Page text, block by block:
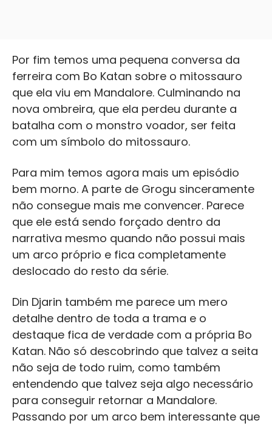
Por fim temos uma pequena conversa da
ferreira com Bo Katan sobre o mitossauro
que ela viu em Mandalore. Culminando na
nova ombreira, que ela perdeu durante a
batalha com o monstro voador, ser feita
com um símbolo do mitossauro.
Para mim temos agora mais um episódio
bem morno. A parte de Grogu sinceramente
não consegue mais me convencer. Parece
que ele está sendo forçado dentro da
narrativa mesmo quando não possui mais
um arco próprio e fica completamente
deslocado do resto da série.
Din Djarin também me parece um mero
detalhe dentro de toda a trama e o
destaque fica de verdade com a própria Bo
Katan. Não só descobrindo que talvez a seita
não seja de todo ruim, como também
entendendo que talvez seja algo necessário
para conseguir retornar a Mandalore.
Passando por um arco bem interessante que